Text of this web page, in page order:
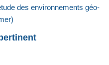
des environnements géo-